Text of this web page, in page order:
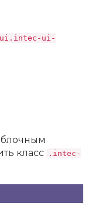
ui-
блочным
класс
.intec-